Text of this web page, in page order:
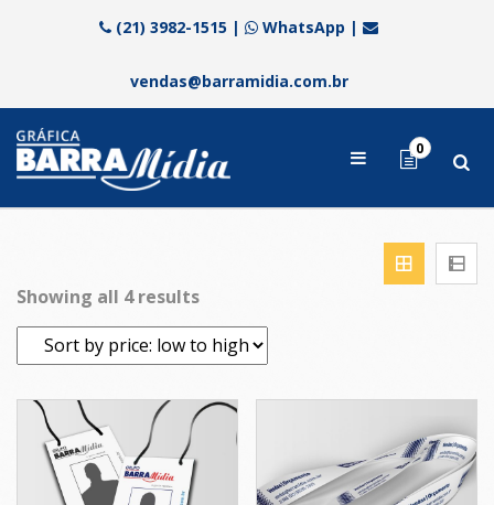
(21) 3982-1515 | WhatsApp |
vendas@barramidia.com.br
0
Showing all 4 results